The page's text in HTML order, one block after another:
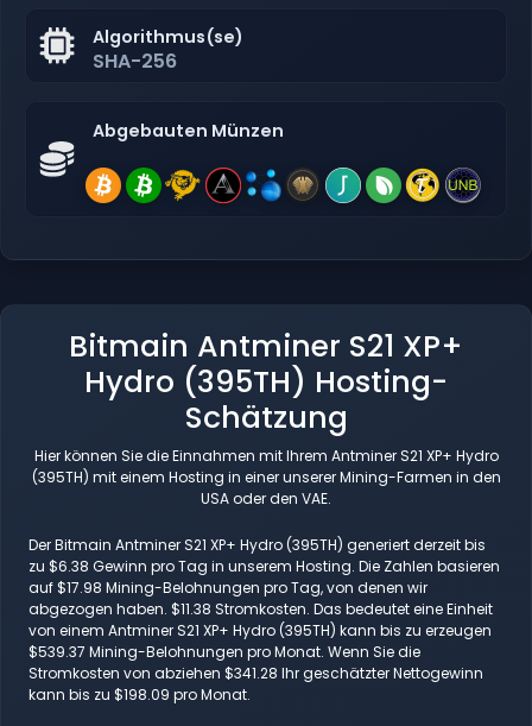
Algorithmus(se)
SHA-256
Abgebauten Münzen
Bitmain Antminer S21 XP+
Hydro (395TH) Hosting-
Schätzung
Hier können Sie die Einnahmen mit Ihrem Antminer S21 XP+ Hydro
(395TH) mit einem Hosting in einer unserer Mining-Farmen in den
USA oder den VAE.
Der Bitmain Antminer S21 XP+ Hydro (395TH) generiert derzeit bis
zu $6.38 Gewinn pro Tag in unserem Hosting. Die Zahlen basieren
auf $17.98 Mining-Belohnungen pro Tag, von denen wir
abgezogen haben. $11.38 Stromkosten. Das bedeutet eine Einheit
von einem Antminer S21 XP+ Hydro (395TH) kann bis zu erzeugen
$539.37 Mining-Belohnungen pro Monat. Wenn Sie die
Stromkosten von abziehen $341.28 Ihr geschätzter Nettogewinn
kann bis zu $198.09 pro Monat.